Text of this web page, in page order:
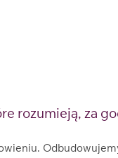
rozumieją, za